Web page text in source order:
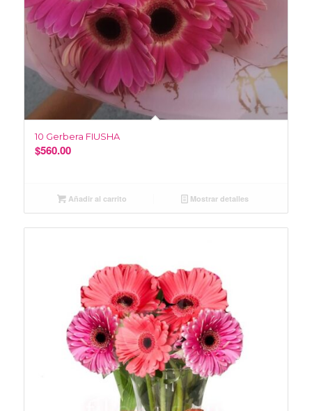
10 Gerbera FIUSHA
$560.00
Añadir al carrito Mostrar detalles